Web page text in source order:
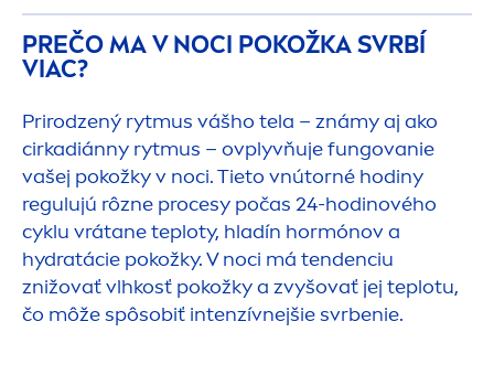
PREČO MA V NOCI POKOŽKA SVRBÍ
VIAC?
Prirodzený rytmus vášho tela – známy aj ako
cirkadiánny rytmus – ovplyvňuje fungovanie
vašej pokožky v noci. Tieto vnútorné hodiny
regulujú rôzne procesy počas 24-hodinového
cyklu vrátane teploty, hladín hormónov a
hydratácie pokožky. V noci má tendenciu
znižovať vlhkosť pokožky a zvyšovať jej teplotu,
čo môže spôsobiť intenzívnejšie svrbenie.